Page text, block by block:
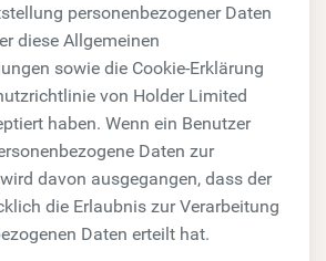
personenbezogener Daten
diese Allgemeinen
sowie die Cookie-Erklärung
von Holder Limited
haben. Wenn ein Benutzer
Daten zur
davon ausgegangen, dass der
die Erlaubnis zur Verarbeitung
Daten erteilt hat.